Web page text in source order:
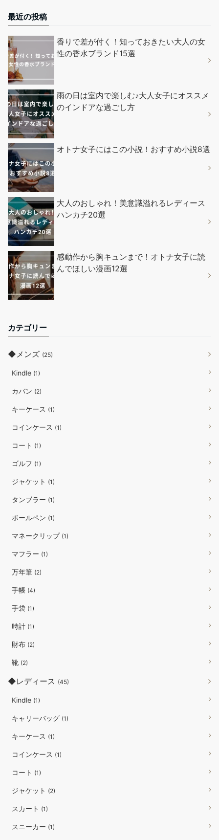
最近の投稿
香りで差が付く！知っておきたい大人の女
性の香水ブランド15選
雨の日は室内で楽しむ♪大人女子にオススメ
のインドアな過ごし方
オトナ女子にはこの小説！おすすめ小説8選
大人のおしゃれ！美意識溢れるレディース
ハンカチ20選
感動作から胸キュンまで！オトナ女子に読
んでほしい漫画12選
カテゴリー
◆メンズ (25)
Kindle (1)
カバン (2)
キーケース (1)
コインケース (1)
コート (1)
ゴルフ (1)
ジャケット (1)
タンブラー (1)
ボールペン (1)
マネークリップ (1)
マフラー (1)
万年筆 (2)
手帳 (4)
手袋 (1)
時計 (1)
財布 (2)
靴 (2)
◆レディース (45)
Kindle (1)
キャリーバッグ (1)
キーケース (1)
コインケース (1)
コート (1)
ジャケット (2)
スカート (1)
スニーカー (1)